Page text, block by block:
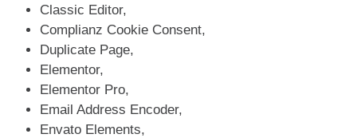
Classic Editor,
Complianz Cookie Consent,
Duplicate Page,
Elementor,
Elementor Pro,
Email Address Encoder,
Envato Elements,